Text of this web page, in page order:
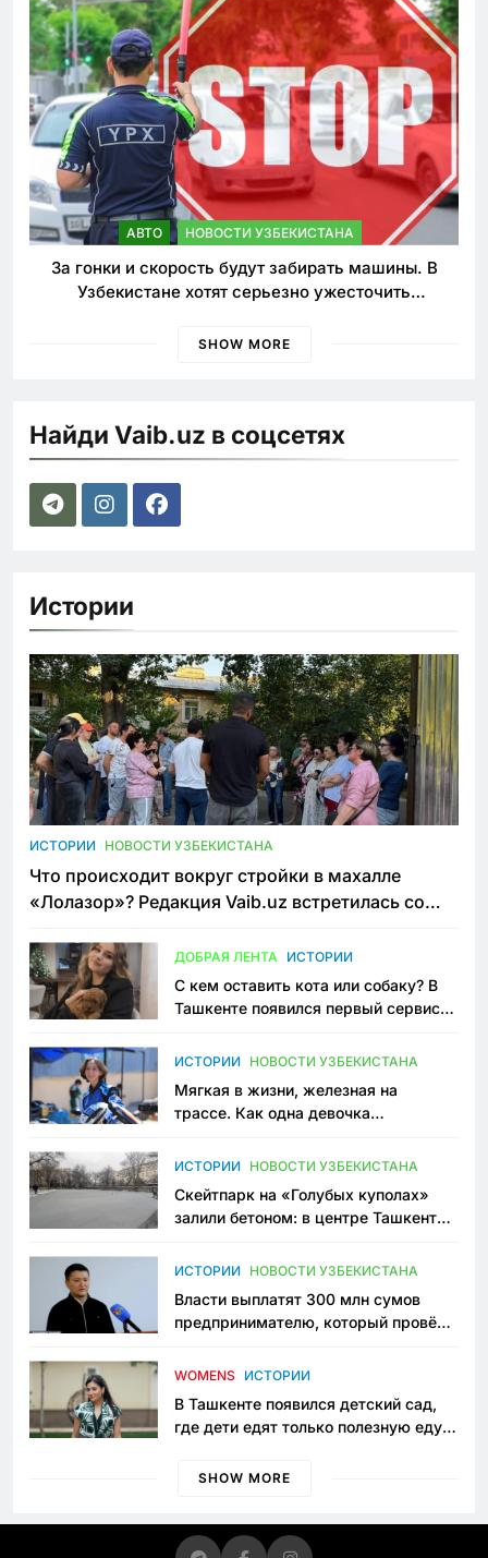
АВТО НОВОСТИ УЗБЕКИСТАНА
За гонки и скорость будут забирать машины. В
Узбекистане хотят серьезно ужесточить
SHOW MORE
Найди Vaib.uz в соцсетях
Истории
ИСТОРИИ НОВОСТИ УЗБЕКИСТАНА
Что происходит вокруг стройки в махалле
«Лолазор»? Редакция Vaib.uz встретилась со
ДОБРАЯ ЛЕНТА ИСТОРИИ
С кем оставить кота или собаку? В
Ташкенте появился первый сервис
ИСТОРИИ НОВОСТИ УЗБЕКИСТАНА
Мягкая в жизни, железная на
трассе. Как одна девочка
Узбекистане
ИСТОРИИ НОВОСТИ УЗБЕКИСТАНА
Скейтпарк на «Голубых куполах»
залили бетоном: в центре Ташкента
пространство
ИСТОРИИ НОВОСТИ УЗБЕКИСТАНА
Власти выплатят 300 млн сумов
предпринимателю, который провёл
приговору
WOMENS ИСТОРИИ
В Ташкенте появился детский сад,
где дети едят только полезную еду.
просить «кашу без сахара»
SHOW MORE